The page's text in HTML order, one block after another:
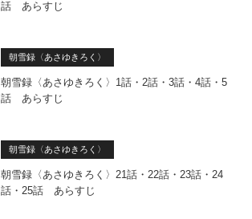
話 あらすじ
朝雪録〈あさゆきろく〉
朝雪録〈あさゆきろく〉1話・2話・3話・4話・5
話 あらすじ
朝雪録〈あさゆきろく〉
朝雪録〈あさゆきろく〉21話・22話・23話・24
話・25話 あらすじ